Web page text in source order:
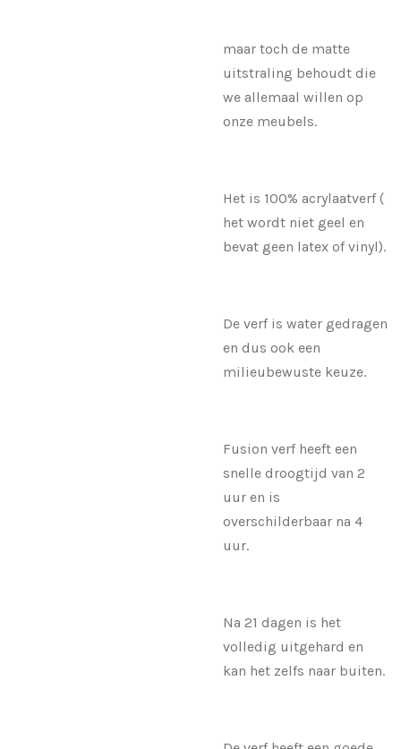
maar toch de matte
uitstraling behoudt die
we allemaal willen op
onze meubels.
Het is 100% acrylaatverf (
het wordt niet geel en
bevat geen latex of vinyl).
De verf is water gedragen
en dus ook een
milieubewuste keuze.
Fusion verf heeft een
snelle droogtijd van 2
uur en is
overschilderbaar na 4
uur.
Na 21 dagen is het
volledig uitgehard en
kan het zelfs naar buiten.